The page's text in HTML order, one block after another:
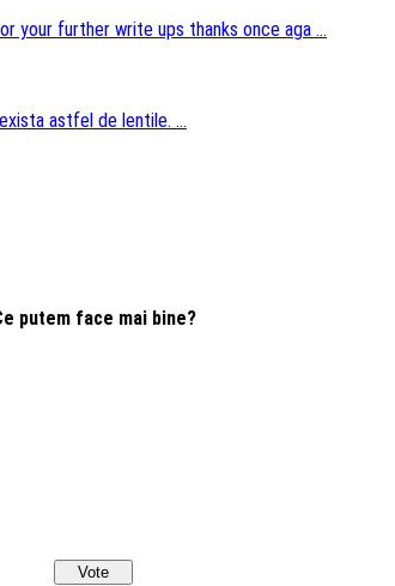
your further write ups thanks once aga ...
astfel de lentile. ...
putem face mai bine?